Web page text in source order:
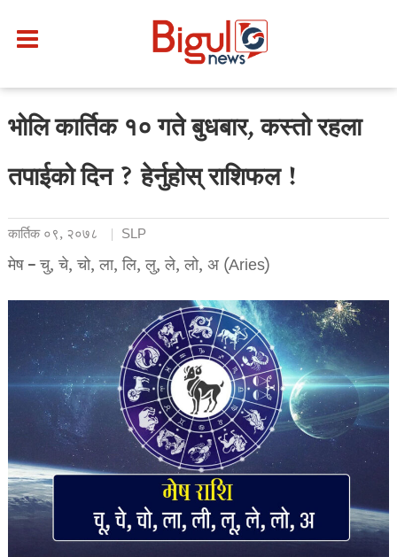
भोलि कार्तिक १० गते बुधबार, कस्तो रहला
तपाईको दिन ? हेर्नुहोस् राशिफल !
कार्तिक ०९, २०७८ SLP
मेष – चु, चे, चो, ला, लि, लु, ले, लो, अ (Aries)